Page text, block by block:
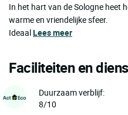
In het hart van de Sologne heet
warme en vriendelijke sfeer.
IdeaalLees meer
Faciliteiten en
Duurzaam verblijf:
8/10